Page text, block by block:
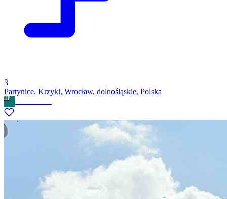
3
Partynice, Krzyki, Wrocław, dolnośląskie, Polska
HP